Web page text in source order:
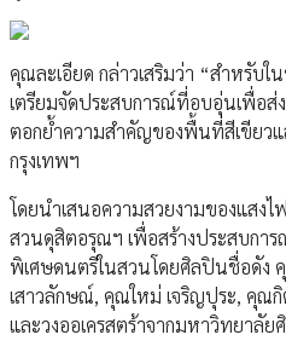
คุณละเอียด กล่าวเสริมว่า “สำหรับใ
เตรียมจัดประสบการณ์ที่อบอุ่นเพื่อ
ตอกย้ำความสำคัญของพื้นที่สีเขียว
กรุงเทพฯ
โดยนำเสนอความสวยงามของแส
สวนดุสิตอรุณฯ เพื่อสร้างประสบกา
พิเศษดนตรีในสวนโดยศิลปินชื่อดัง
เสาวลักษณ์, คุณใหม่ เจริญปุระ, คุณ
และวงออเครสตร้าจากมหาวิทยาลัย